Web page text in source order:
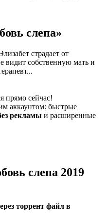
слепа»
страдает от
видит собственную мать и
прямо сейчас!
аккаунтом: быстрые
рекламы и расширенные
слепа 2019
торрент файл в